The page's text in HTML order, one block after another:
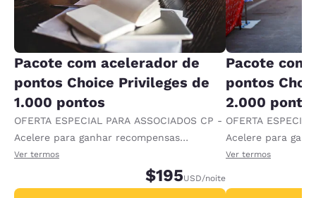
Pacote com acelerador de
pontos Choice Privileges de
1.000 pontos
OFERTA ESPECIAL PARA ASSOCIADOS CP -
Acelere para ganhar recompensas
recebendo 1.000 pontos extras por diária.
Ver termos
$195USD/noite
Pacote com
pontos
2.000
OFERTA
Acelere para
recebendo 2.000
Ver termos